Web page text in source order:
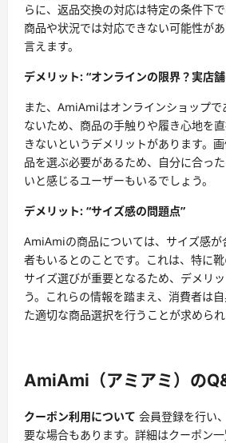
らに、返品交換の対応は特定の条件下
商品や状況では対応できない可能性が
言えます。
デメリット: “オンラインの限界？実店
また、AmiAmiはオンラインショップで
ないため、商品の手触りや履き心地を
きないというデメリットがあります。
品を選ぶ必要があるため、自分に合っ
いと感じるユーザーもいるでしょう。
デメリット: “サイズ感の問題点”
AmiAmiの商品については、サイズ感が
者もいるとのことです。これは、特に靴
サイズ選びが重要となるため、デメリ
う。これらの情報を踏まえ、消費者は
た適切な商品選択を行うことが求められ
AmiAmi（アミアミ）の
クーポン利用について 会員登録を行い
要な場合もあります。詳細はクーポン